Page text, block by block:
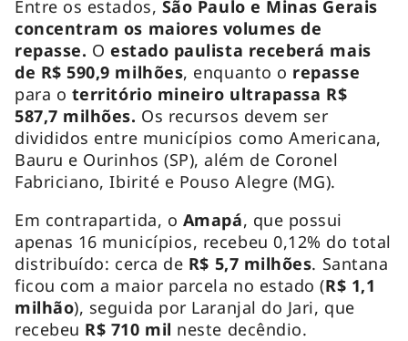
Entre os estados, São Paulo e Minas Gerais
concentram os maiores volumes de
repasse. O estado paulista receberá mais
de R$ 590,9 milhões, enquanto o repasse
para o território mineiro ultrapassa R$
587,7 milhões. Os recursos devem ser
divididos entre municípios como Americana,
Bauru e Ourinhos (SP), além de Coronel
Fabriciano, Ibirité e Pouso Alegre (MG).
Em contrapartida, o Amapá, que possui
apenas 16 municípios, recebeu 0,12% do total
distribuído: cerca de R$ 5,7 milhões. Santana
ficou com a maior parcela no estado (R$ 1,1
milhão), seguida por Laranjal do Jari, que
recebeu R$ 710 mil neste decêndio.